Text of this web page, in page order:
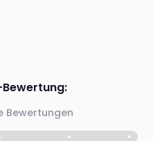
Bewertungen